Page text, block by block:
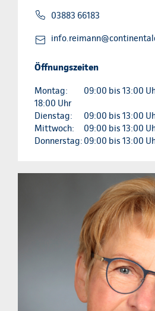
03883 66183
Öffnungszeiten
Montag:
09:00 bis 13:00
18:00 Uhr
Dienstag:
09:00 bis 13:00
Mittwoch:
09:00 bis 13:00
Donnerstag: 09:00 bis 13:00